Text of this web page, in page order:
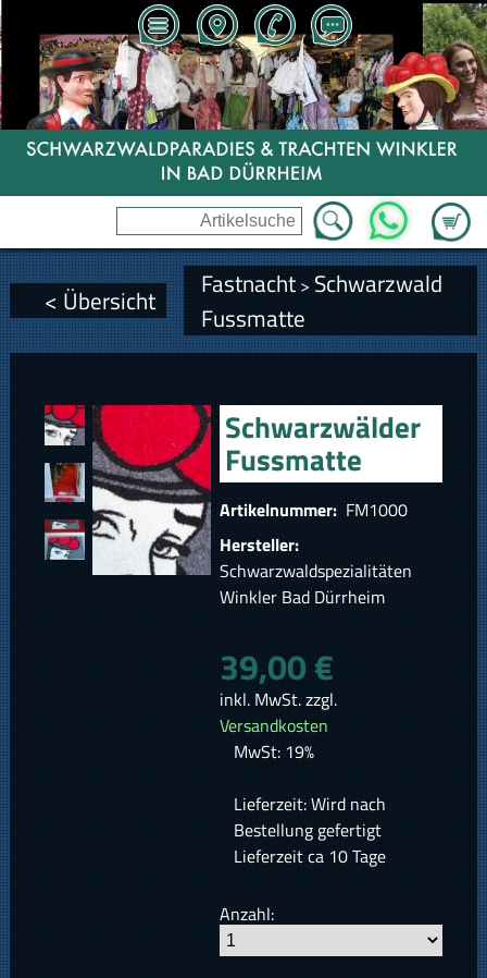
Zum
WhatsApp
< Übersicht Fastnacht> Schwarzwald
Fussmatte
Schwarzwälder
Fussmatte
Artikelnummer: FM1000
Hersteller:
Schwarzwaldspezialitäten
Winkler Bad Dürrheim
39,00 €
inkl. MwSt. zzgl.
Versandkosten
MwSt: 19%
Lieferzeit: Wird nach
Bestellung gefertigt
Lieferzeit ca 10 Tage
Anzahl: